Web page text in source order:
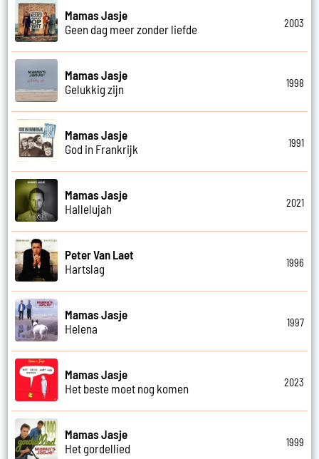
Mamas Jasje
Geen dag meer zonder liefde
2003
Mamas Jasje
Gelukkig zijn
1998
Mamas Jasje
God in Frankrijk
1991
Mamas Jasje
Hallelujah
2021
Peter Van Laet
Hartslag
1996
Mamas Jasje
Helena
1997
Mamas Jasje
Het beste moet nog komen
2023
Mamas Jasje
Het gordellied
1999